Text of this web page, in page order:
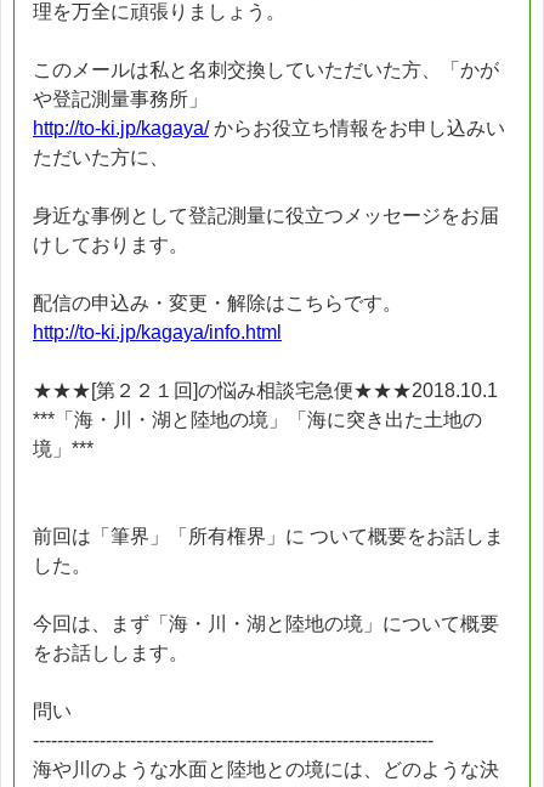
理を万全に頑張りましょう。
このメールは私と名刺交換していただいた方、「かが
や登記測量事務所」
http://to-ki.jp/kagaya/からお役立ち情報をお申し込みい
ただいた方に、
身近な事例として登記測量に役立つメッセージをお届
けしております。
配信の申込み・変更・解除はこちらです。
http://to-ki.jp/kagaya/info.html
★★★[第２２１回]の悩み相談宅急便★★★2018.10.1
***「海・川・湖と陸地の境」「海に突き出た土地の
境」***
前回は「筆界」「所有権界」に ついて概要をお話しま
した。
今回は、まず「海・川・湖と陸地の境」について概要
をお話しします。
問い
------------------------------------------------------------------
海や川のような水面と陸地との境には、どのような決